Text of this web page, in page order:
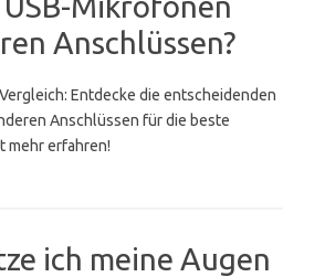
Anschlüssen?
Entdecke die entscheidenden
Anschlüssen für die beste
mehr erfahren!
ich meine Augen